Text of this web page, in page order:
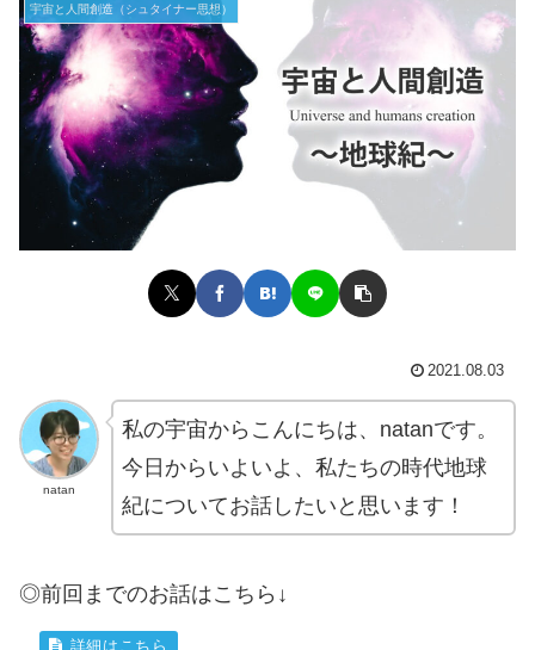
宇宙と人間創造（シュタイナー思想）
2021.08.03
natan
私の宇宙からこんにちは、natanです。
今日からいよいよ、私たちの時代地球
紀についてお話したいと思います！
◎前回までのお話はこちら↓